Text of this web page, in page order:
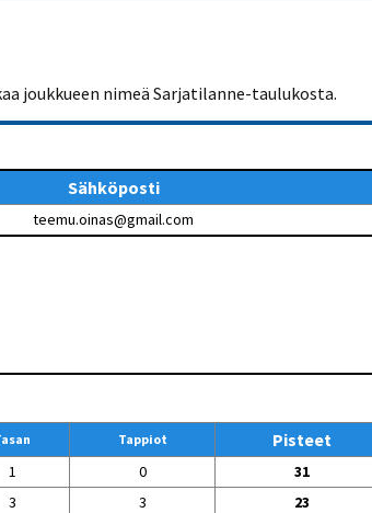
harjoitusopas
pöytätennispelaajille
Venyttely
vanhoilta sivuilta
joukkueen nimeä Sarjatilanne-taulukosta.
Sähköposti
teemu.oinas@gmail.com
Tappiot Pisteet
1 0
31
3 3
23